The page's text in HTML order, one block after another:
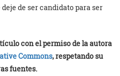
de ser candidato para ser
con el permiso de la autora
Commons, respetando su
fuentes.